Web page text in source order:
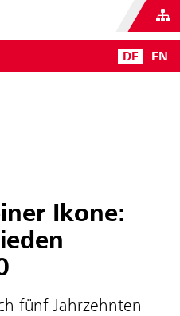
DE EN
Ikone:
fünf Jahrzehnten